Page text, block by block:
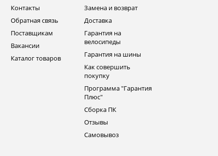
Контакты
Обратная связь
Поставщикам
Вакансии
Каталог товаров
Замена и возврат
Доставка
Гарантия на
велосипеды
Гарантия на шины
Как совершить
покупку
Программа "Гарантия
Плюс"
Сборка ПК
Отзывы
Самовывоз